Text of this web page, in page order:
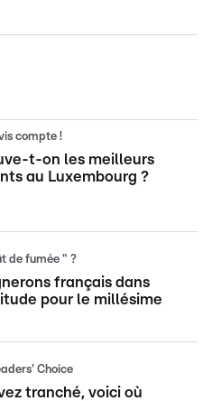
compte !
t-on les meilleurs
au Luxembourg ?
de fumée " ?
français dans
pour le millésime
Choice
tranché, voici où